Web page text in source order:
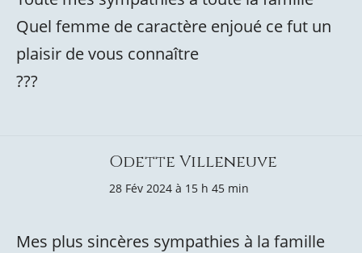
Quel femme de caractère enjoué ce fut un
plaisir de vous connaître
???
Odette Villeneuve
28 Fév 2024 à 15 h 45 min
Mes plus sincères sympathies à la famille